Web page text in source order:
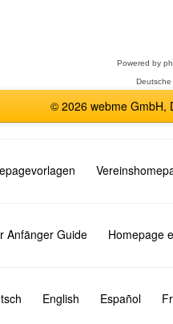
Powered by
© 2026 webme GmbH,
Anfänger Guide Homepage
English Español